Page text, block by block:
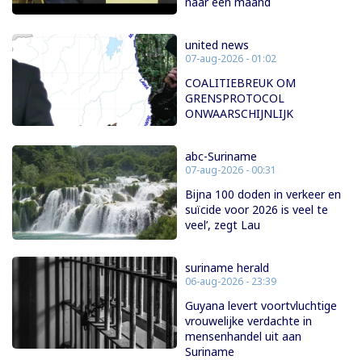
united news
07-aug-2026 - 01:02
COALITIEBREUK OM
GRENSPROTOCOL
ONWAARSCHIJNLIJK
abc-Suriname
07-aug-2026 - 00:31
Bijna 100 doden in verkeer en
suïcide voor 2026 is veel te
veel’, zegt Lau
suriname herald
06-aug-2026 - 23:39
Guyana levert voortvluchtige
vrouwelijke verdachte in
mensenhandel uit aan
Suriname